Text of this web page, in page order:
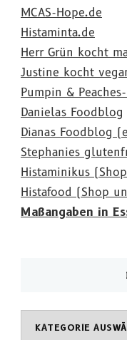
MCAS-Hope.de
Histaminta.de
Herr Grün kocht
Justine kocht
Pumpin &
Danielas Foodblog
Dianas Foodblog
Stephanies
Histaminikus
Histafood (Shop
Maßangaben in